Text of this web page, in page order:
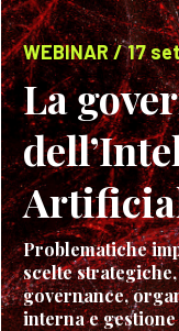
WEBINAR / 17
La
Problematiche
scelte
governance,
interna e